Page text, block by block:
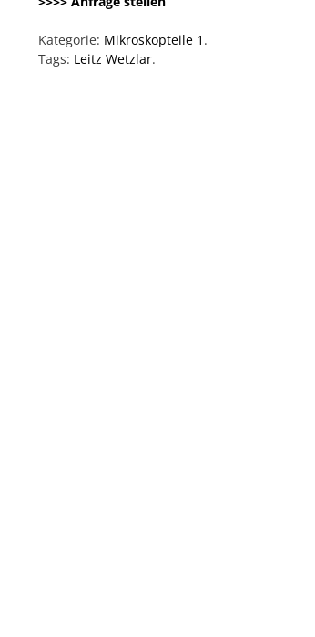
Kategorie: Mikroskopteile 1 .
Tags: Leitz Wetzlar.